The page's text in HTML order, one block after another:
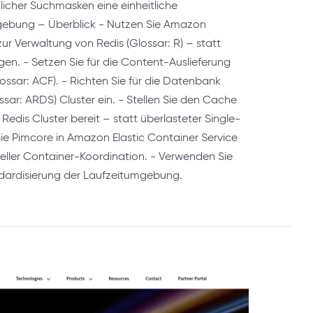
Suchmasken eine einheitliche
– Überblick - Nutzen Sie Amazon
Verwaltung von Redis (Glossar: R) – statt
- Setzen Sie für die Content-Auslieferung
ACF). - Richten Sie für die Datenbank
ARDS) Cluster ein. - Stellen Sie den Cache
Cluster bereit – statt überlasteter Single-
Pimcore in Amazon Elastic Container Service
Container-Koordination. - Verwenden Sie
der Laufzeitumgebung.